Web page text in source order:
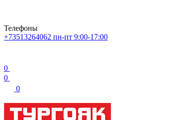
Телефоны
+73513264062 пн-пт 9:00-17:00
0
0
0